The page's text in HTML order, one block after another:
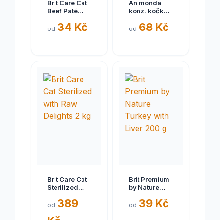
Brit Care Cat
Beef Paté
70 g
od 34 Kč
Animonda
konz. kočka
hovězí/kuřecí
od 68 Kč
Brit Care Cat
Sterilized
Delights 2 kg
od 389
Brit Premium
by Nature
Liver 200 g
od 39 Kč